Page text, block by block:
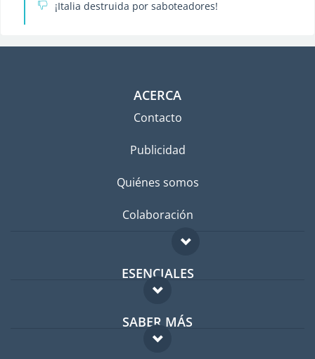
¡Italia destruida por saboteadores!
ACERCA
Contacto
Publicidad
Quiénes somos
Colaboración
ESENCIALES
Foro para expatriados
Guía para expatriados
SABER MÁS
FAQ